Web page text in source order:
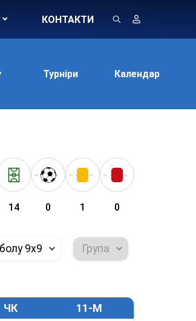
КОНТАКТИ
Турніри Календар
14 0 1 0
9х9 Група
ЧК 11-М